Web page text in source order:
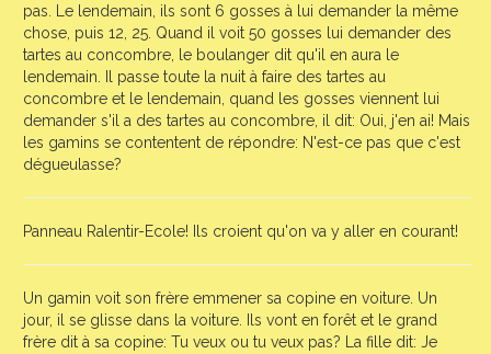
pas. Le lendemain, ils sont 6 gosses à lui demander la même
chose, puis 12, 25. Quand il voit 50 gosses lui demander des
tartes au concombre, le boulanger dit qu'il en aura le
lendemain. Il passe toute la nuit à faire des tartes au
concombre et le lendemain, quand les gosses viennent lui
demander s'il a des tartes au concombre, il dit: Oui, j'en ai! Mais
les gamins se contentent de répondre: N'est-ce pas que c'est
dégueulasse?
Panneau Ralentir-Ecole! Ils croient qu'on va y aller en courant!
Un gamin voit son frère emmener sa copine en voiture. Un
jour, il se glisse dans la voiture. Ils vont en forêt et le grand
frère dit à sa copine: Tu veux ou tu veux pas? La fille dit: Je